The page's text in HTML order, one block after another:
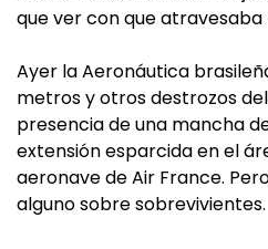
que ver con que
Ayer la Aeronáutica
metros y otros destrozos
presencia de una mancha
extensión esparcida en el
aeronave de Air France.
alguno sobre sobrevivientes.